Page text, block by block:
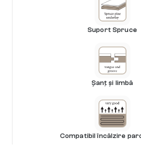
Suport Spruce
Șanț și limbă
Compatibil încălzire